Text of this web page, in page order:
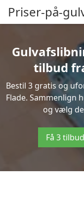
Priser-på-
tilbud
Bestil 3 gratis og
Flade.
og vælg
Få 3